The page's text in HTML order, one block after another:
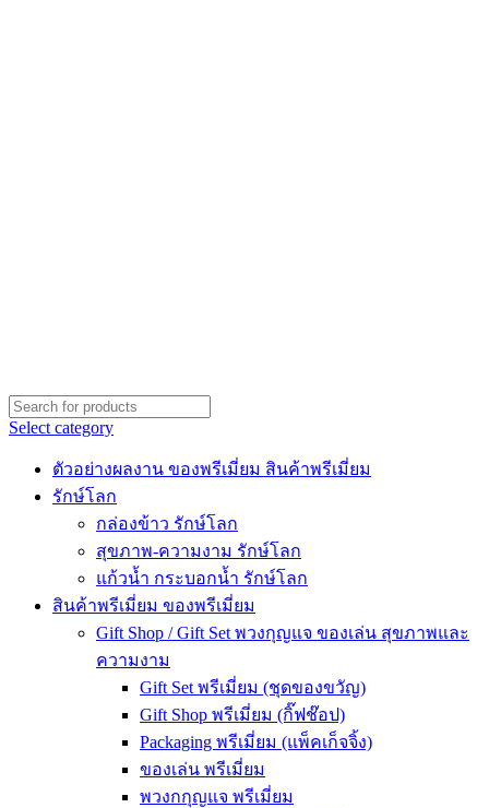
Select category
ตัวอย่างผลงาน ของพรีเมี่ยม สินค้าพรีเมี่ยม
รักษ์โลก
กล่องข้าว รักษ์โลก
สุขภาพ-ความงาม รักษ์โลก
แก้วน้ำ กระบอกน้ำ รักษ์โลก
สินค้าพรีเมี่ยม ของพรีเมี่ยม
Gift Shop / Gift Set พวงกุญแจ ของเล่น สุขภาพและ
ความงาม
Gift Set พรีเมี่ยม (ชุดของขวัญ)
Gift Shop พรีเมี่ยม (กิ๊ฟช๊อป)
Packaging พรีเมี่ยม (แพ็คเก็จจิ้ง)
ของเล่น พรีเมี่ยม
พวงกกุญแจ พรีเมี่ยม